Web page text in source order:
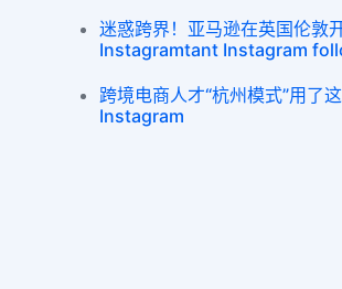
迷惑跨界！亚马逊在英国伦敦
Instagramtant Instagram
跨境电商人才“杭州模式”用
Instagram